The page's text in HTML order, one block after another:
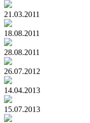
21.03.2011
18.08.2011
28.08.2011
26.07.2012
14.04.2013
15.07.2013